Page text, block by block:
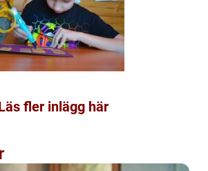
fler inlägg här